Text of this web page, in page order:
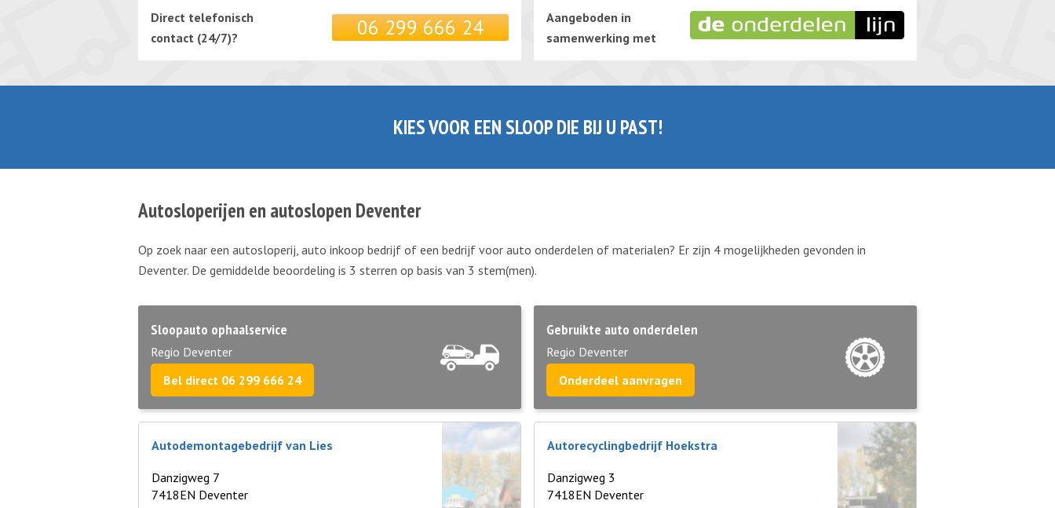
Direct telefonisch
contact (24/7)?
06 299 666 24
Aangeboden in
samenwerking met
KIES VOOR EEN SLOOP DIE BIJ U PAST!
Autosloperijen en autoslopen Deventer
Op zoek naar een autosloperij, auto inkoop bedrijf of een bedrijf voor auto onderdelen of materialen? Er zijn 4 mogelijkheden gevonden in
Deventer. De gemiddelde beoordeling is 3 sterren op basis van 3 stem(men).
Sloopauto ophaalservice
Regio Deventer
Bel direct 06 299 666 24
Gebruikte auto onderdelen
Regio Deventer
Onderdeel aanvragen
Autodemontagebedrijf van Lies
Danzigweg 7
7418EN Deventer
Autorecyclingbedrijf Hoekstra
Danzigweg 3
7418EN Deventer